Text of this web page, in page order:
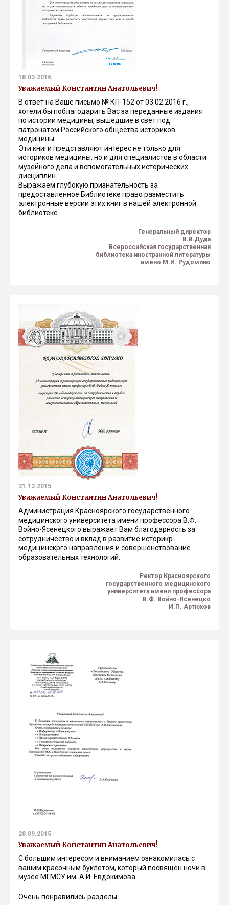
18.03.2016
Уважаемый Константин Анатольевич!
В ответ на Ваше письмо № КП-152 от 03.02.2016 г.,
хотели бы поблагодарить Вас за переданные издания
по истории медицины, вышедшие в свет под
патронатом Российского общества историков
медицины.
Эти книги представляют интерес не только для
историков медицины, но и для специалистов в области
музейного дела и вспомогательных исторических
дисциплин.
Выражаем глубокую признательность за
предоставленное Библиотеке право разместить
электронные версии этих книг в нашей электронной
библиотеке.
Генеральный директор
В.В.Дуда
Всероссийская государственная
библиотека иностранной литературы
имено М.И. Рудомино
31.12.2015
Уважаемый Константин Анатольевич!
Администрация Красноярского государственного
медицинского университета имени профессора В.Ф.
Войно-Ясенецкого выражает Вам благодарность за
сотрудничество и вклад в развитие историкр-
медицинскрго направления и совершенствование
образовательных технологий.
Ректор Красноярского
государственного медицинского
университета имени профессора
В.Ф. Войно-Ясенецко
И.П. Артюхов
28.09.2015
Уважаемый Константин Анатольевич!
С большим интересом и вниманием ознакомилась с
вашим красочным буклетом, который посвящен ночи в
музее МГМСУ им. А.И. Евдокимова.
Очень понравились разделы: